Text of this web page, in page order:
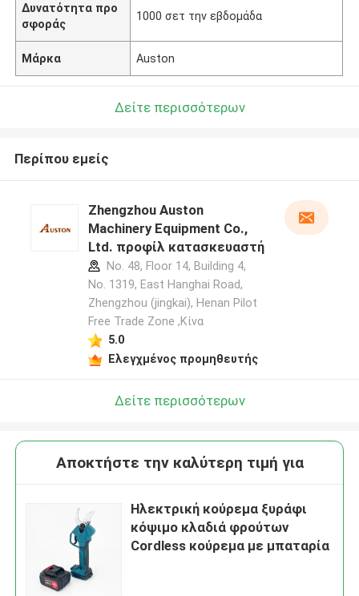
Αφήστε ένα μήνυμα
We bellen je snel terug!
Δυνατότητα προ
σφοράς
1000 σετ την εβδομάδα
Μάρκα Auston
Δείτε περισσότερων
Περίπου εμείς
Zhengzhou Auston
Machinery Equipment Co.,
Ltd. προφίλ κατασκευαστή
No. 48, Floor 14, Building 4,
No. 1319, East Hanghai Road,
Zhengzhou (jingkai), Henan Pilot
Free Trade Zone ,Κίνα
5.0
Ελεγχμένος προμηθευτής
Δείτε περισσότερων
Αποκτήστε την καλύτερη τιμή για
Ηλεκτρική κούρεμα ξυράφι
κόψιμο κλαδιά φρούτων
Cordless κούρεμα με μπαταρία